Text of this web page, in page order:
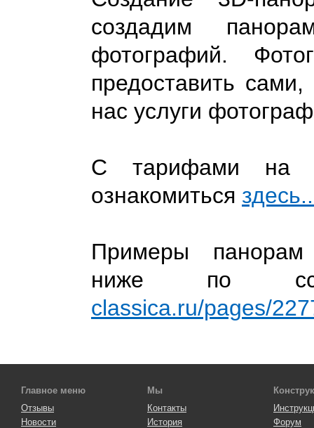
создадим
фотографий.
предоставить
нас услуги
С тарифами на
ознакомиться
Примеры
ниже по
classica.ru/pages/
Главное меню
Отзывы
Новости
Мы
Контакты
История
Форум